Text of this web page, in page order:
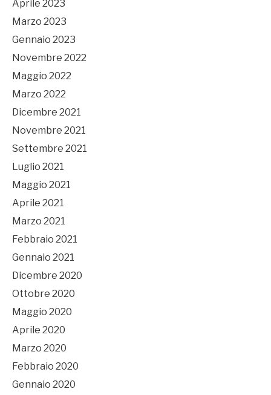
Aprile 2023
Marzo 2023
Gennaio 2023
Novembre 2022
Maggio 2022
Marzo 2022
Dicembre 2021
Novembre 2021
Settembre 2021
Luglio 2021
Maggio 2021
Aprile 2021
Marzo 2021
Febbraio 2021
Gennaio 2021
Dicembre 2020
Ottobre 2020
Maggio 2020
Aprile 2020
Marzo 2020
Febbraio 2020
Gennaio 2020